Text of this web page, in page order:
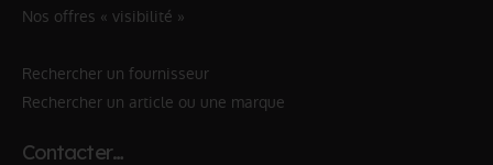
Nos offres « visibilité »
Rechercher un fournisseur
Rechercher un article ou une marque
Contacter…